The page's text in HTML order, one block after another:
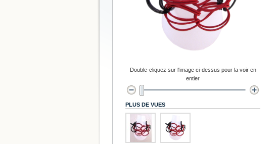
Double-cliquez sur l'image ci-dessus pour la voir en
entier
PLUS DE VUES